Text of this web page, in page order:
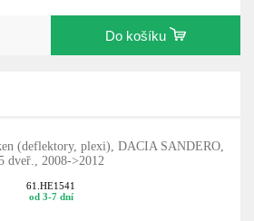
Do košíku
(deflektory, plexi), DACIA SANDERO,
dveř., 2008->2012
61.HE1541
od 3-7 dní